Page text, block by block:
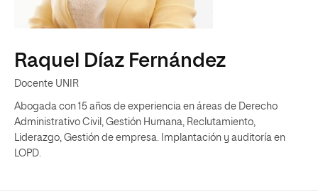
Raquel Díaz Fernández
Docente UNIR
Abogada con 15 años de experiencia en áreas de Derecho
Administrativo Civil, Gestión Humana, Reclutamiento,
Liderazgo, Gestión de empresa. Implantación y auditoría en
LOPD.